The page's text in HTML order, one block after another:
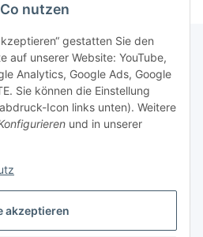
akzeptieren
nutzen
gestatten Sie den
auf unserer Website: YouTube,
Analytics, Google Ads, Google
Sie können die Einstellung
Icon links unten). Weitere
und in unserer
Abonnieren
mir entsprechend Ihrer
und jederzeit widerruflich
Produktsortiment per E-Mail zu.
Abonnieren